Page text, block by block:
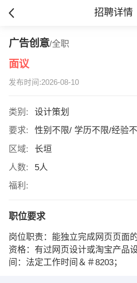
招聘详情
广告创意/全职
面议
发布时间:2026-08-10
类别:
设计策划
要求:
性别不限/ 学历不限/经验
区域:
长垣
人数:
5人
福利:
职位要求
岗位职责：能独立完成网页页面
资格：有过网页设计或淘宝产品
间：法定工作时间＆＃8203；